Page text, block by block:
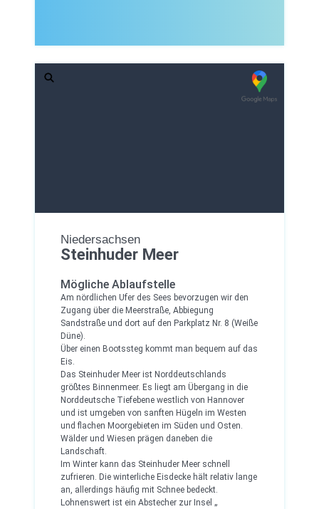
Niedersachsen
Steinhuder Meer
Mögliche Ablaufstelle
Am nördlichen Ufer des Sees bevorzugen wir den
Zugang über die Meerstraße, Abbiegung
Sandstraße und dort auf den Parkplatz Nr. 8 (Weiße
Düne).
Über einen Bootssteg kommt man bequem auf das
Eis.
Das Steinhuder Meer ist Norddeutschlands
größtes Binnenmeer. Es liegt am Übergang in die
Norddeutsche Tiefebene westlich von Hannover
und ist umgeben von sanften Hügeln im Westen
und flachen Moorgebieten im Süden und Osten.
Wälder und Wiesen prägen daneben die
Landschaft.
Im Winter kann das Steinhuder Meer schnell
zufrieren. Die winterliche Eisdecke hält relativ lange
an, allerdings häufig mit Schnee bedeckt.
Lohnenswert ist ein Abstecher zur Insel „